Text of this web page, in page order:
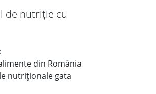
de nutriție cu
din România
nutriționale gata